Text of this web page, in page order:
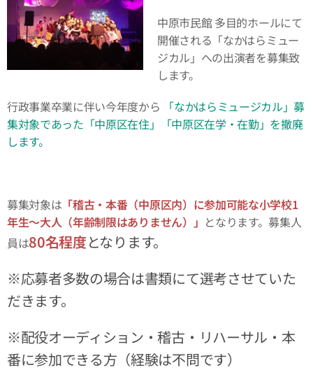
中原市民館 多目的ホールにて
開催される「なかはらミュー
ジカル」への出演者を募集致
します。
行政事業卒業に伴い今年度から
「なかはらミュージカル」募
集対象であった「中原区在住」「中原区在学・在勤」を撤廃
します。
募集対象は 「稽古・本番（中原区内）に参加可能な小学校1
年生～大人（年齢制限はありません）」 となります。募集人
員は80名程度となります。
※応募者多数の場合は書類にて選考させていた
だきます。
※配役オーディション・稽古・リハーサル・本
番に参加できる方（経験は不問です）